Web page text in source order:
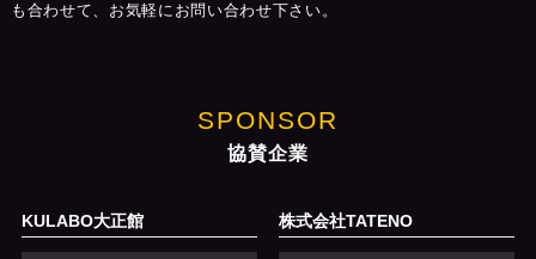
も合わせて、お気軽にお問い合わせ下さい。
SPONSOR
協賛企業
KULABO大正館 株式会社TATENO